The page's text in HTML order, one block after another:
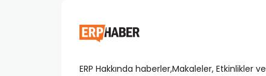
ERP Hakkında haberler,Makaleler, Etkinlikler ve